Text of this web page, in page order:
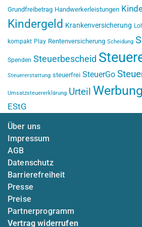
Grundfreibetrag Handwerkerleistungen
Kindergeld Krankenversicherung
kompakt Play Rentenversicherung Scheidung
Spenden Steuerbescheid
Steuererstattung steuerfrei SteuerGo
Umsatzsteuererklärung Urteil
EStG
Über uns
Impressum
AGB
Datenschutz
Barrierefreiheit
Presse
Preise
Partnerprogramm
Vertrag widerrufen